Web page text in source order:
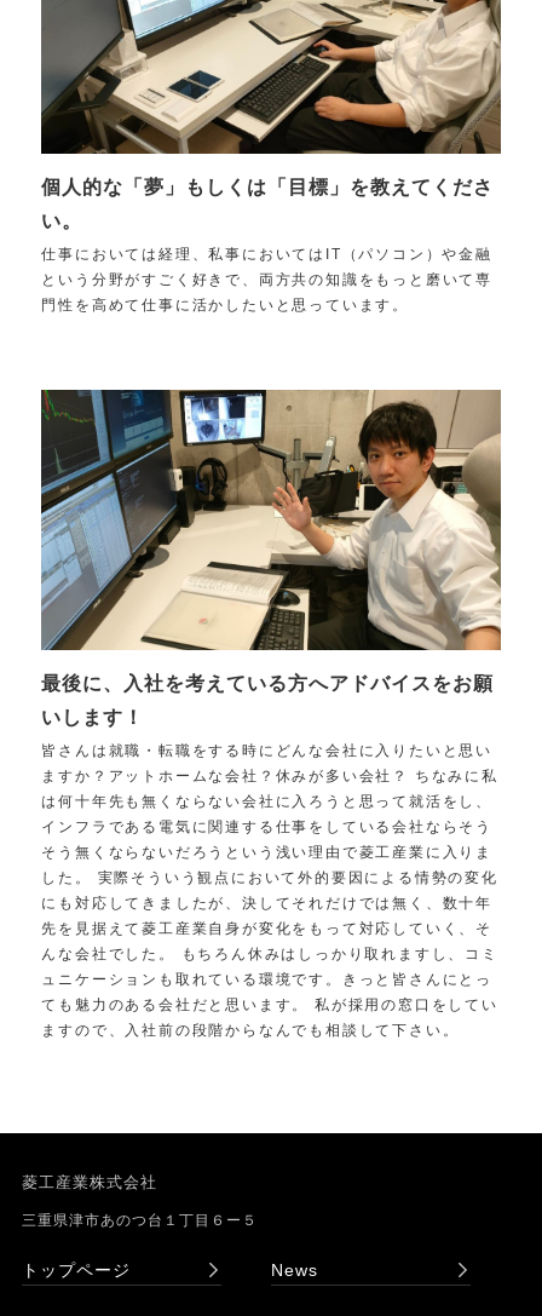
個人的な「夢」もしくは「目標」を教えてくださ
い。
仕事においては経理、私事においてはIT（パソコン）や金融
という分野がすごく好きで、両方共の知識をもっと磨いて専
門性を高めて仕事に活かしたいと思っています。
最後に、入社を考えている方へアドバイスをお願
いします！
皆さんは就職・転職をする時にどんな会社に入りたいと思い
ますか？アットホームな会社？休みが多い会社？ ちなみに私
は何十年先も無くならない会社に入ろうと思って就活をし、
インフラである電気に関連する仕事をしている会社ならそう
そう無くならないだろうという浅い理由で菱工産業に入りま
した。 実際そういう観点において外的要因による情勢の変化
にも対応してきましたが、決してそれだけでは無く、数十年
先を見据えて菱工産業自身が変化をもって対応していく、そ
んな会社でした。 もちろん休みはしっかり取れますし、コミ
ュニケーションも取れている環境です。きっと皆さんにとっ
ても魅力のある会社だと思います。 私が採用の窓口をしてい
ますので、入社前の段階からなんでも相談して下さい。
菱工産業株式会社
三重県津市あのつ台１丁目６ー５
トップページ News